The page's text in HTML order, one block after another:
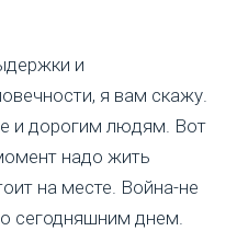
и
я вам скажу.
и дорогим людям. Вот
надо жить
на месте. Война-не
сегодняшним днем.